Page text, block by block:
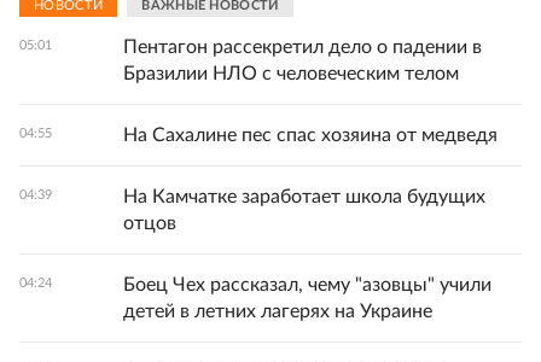
НОВОСТИ ВАЖНЫЕ НОВОСТИ
05:01
Пентагон рассекретил дело о падении в
Бразилии НЛО с человеческим телом
04:55 На Сахалине пес спас хозяина от медведя
04:39
На Камчатке заработает школа будущих
отцов
04:24
Боец Чех рассказал, чему "азовцы" учили
детей в летних лагерях на Украине